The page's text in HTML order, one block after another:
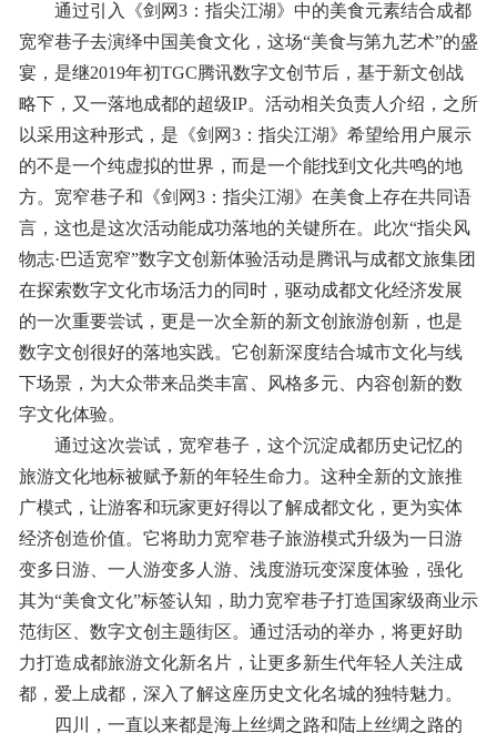
通过引入《剑网3：指尖江湖》中的美食元素结合成都
宽窄巷子去演绎中国美食文化，这场“美食与第九艺术”的盛
宴，是继2019年初TGC腾讯数字文创节后，基于新文创战
略下，又一落地成都的超级IP。活动相关负责人介绍，之所
以采用这种形式，是《剑网3：指尖江湖》希望给用户展示
的不是一个纯虚拟的世界，而是一个能找到文化共鸣的地
方。宽窄巷子和《剑网3：指尖江湖》在美食上存在共同语
言，这也是这次活动能成功落地的关键所在。此次“指尖风
物志·巴适宽窄”数字文创新体验活动是腾讯与成都文旅集团
在探索数字文化市场活力的同时，驱动成都文化经济发展
的一次重要尝试，更是一次全新的新文创旅游创新，也是
数字文创很好的落地实践。它创新深度结合城市文化与线
下场景，为大众带来品类丰富、风格多元、内容创新的数
字文化体验。
通过这次尝试，宽窄巷子，这个沉淀成都历史记忆的
旅游文化地标被赋予新的年轻生命力。这种全新的文旅推
广模式，让游客和玩家更好得以了解成都文化，更为实体
经济创造价值。它将助力宽窄巷子旅游模式升级为一日游
变多日游、一人游变多人游、浅度游玩变深度体验，强化
其为“美食文化”标签认知，助力宽窄巷子打造国家级商业示
范街区、数字文创主题街区。通过活动的举办，将更好助
力打造成都旅游文化新名片，让更多新生代年轻人关注成
都，爱上成都，深入了解这座历史文化名城的独特魅力。
四川，一直以来都是海上丝绸之路和陆上丝绸之路的